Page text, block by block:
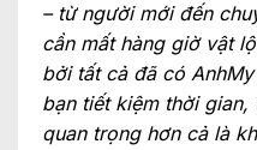
– từ người mới đến
cần mất hàng giờ vật
bởi tất cả đã có
bạn tiết kiệm thời
quan trọng hơn cả là